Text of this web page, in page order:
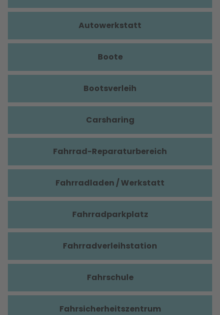
Autowerkstatt
Boote
Bootsverleih
Carsharing
Fahrrad-Reparaturbereich
Fahrradladen / Werkstatt
Fahrradparkplatz
Fahrradverleihstation
Fahrschule
Fahrsicherheitszentrum